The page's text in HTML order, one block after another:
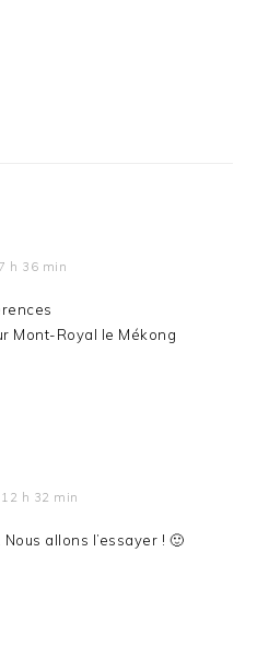
h 36 min
Mont-Royal le Mékong
h 32 min
allons l’essayer ! 🙂